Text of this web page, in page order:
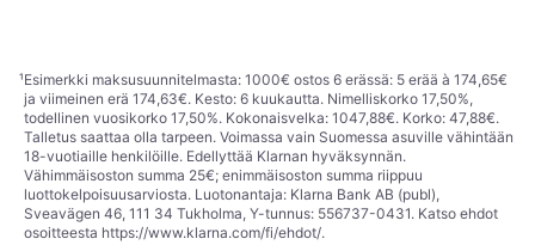
¹Esimerkki maksusuunnitelmasta: 1000€ ostos 6 erässä: 5 erää à 174,65€
ja viimeinen erä 174,63€. Kesto: 6 kuukautta. Nimelliskorko 17,50%,
todellinen vuosikorko 17,50%. Kokonaisvelka: 1047,88€. Korko: 47,88€.
Talletus saattaa olla tarpeen. Voimassa vain Suomessa asuville vähintään
18-vuotiaille henkilöille. Edellyttää Klarnan hyväksynnän.
Vähimmäisoston summa 25€; enimmäisoston summa riippuu
luottokelpoisuusarviosta. Luotonantaja: Klarna Bank AB (publ),
Sveavägen 46, 111 34 Tukholma, Y-tunnus: 556737-0431. Katso ehdot
osoitteesta https://www.klarna.com/fi/ehdot/.